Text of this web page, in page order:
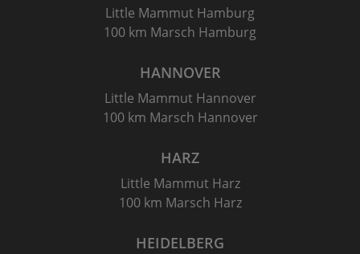
Little Mammut Hamburg
100 km Marsch Hamburg
HANNOVER
Little Mammut Hannover
100 km Marsch Hannover
HARZ
Little Mammut Harz
100 km Marsch Harz
HEIDELBERG